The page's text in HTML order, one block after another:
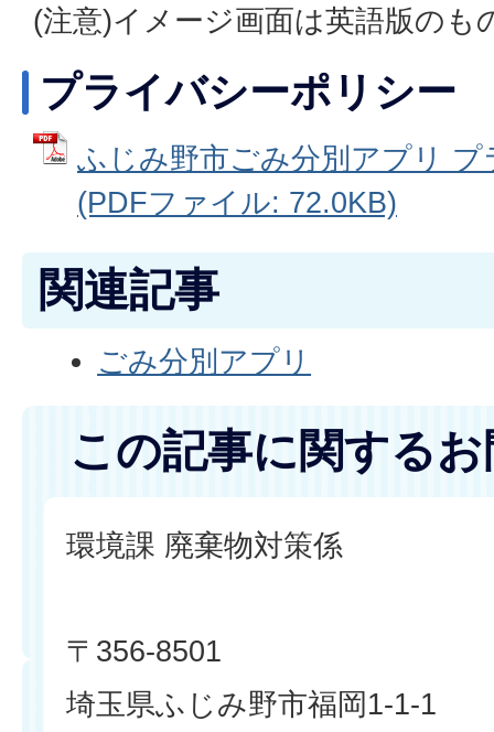
(注意)イメージ画面は英語版のも
プライバシーポリシー
ふじみ野市ごみ分別アプリ
(PDFファイル: 72.0KB)
関連記事
ごみ分別アプリ
この記事に関する
環境課 廃棄物対策係
〒356-8501
埼玉県ふじみ野市福岡1-1-1